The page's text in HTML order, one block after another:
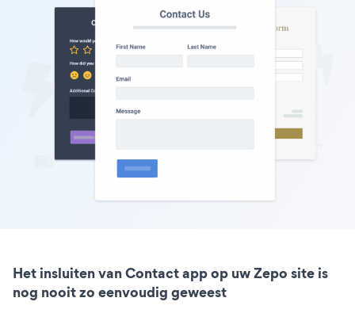
Het insluiten van Contact app op uw Zepo site is
nog nooit zo eenvoudig geweest